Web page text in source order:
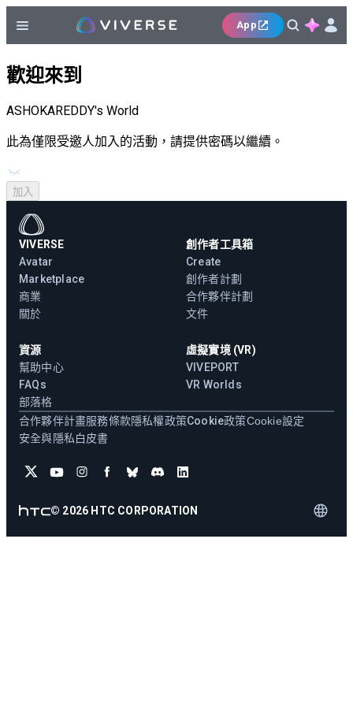
App
歡迎來到
ASHOKAREDDY's World
此為僅限受邀人加入的活動，請提供密碼以繼續。
加入
VIVERSE
Avatar
Marketplace
商業
關於
創作者工具箱
Create
創作者計劃
合作夥伴計劃
文件
資源
幫助中心
FAQs
部落格
虛擬實境 (VR)
VIVEPORT
VR Worlds
合作夥伴計畫服務條款隱私權政策Cookie政策Cookie設定
安全與隱私白皮書
© 2026 HTC CORPORATION